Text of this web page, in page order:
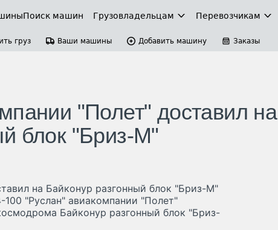
Поиск машин Грузовладельцам Перевозчикам
груз Ваши машины Добавить машину Заказы
"Полет" доставил на
блок "Бриз-М"
на Байконур разгонный блок "Бриз-М"
100 "Руслан" авиакомпании "Полет"
Байконур разгонный блок "Бриз-